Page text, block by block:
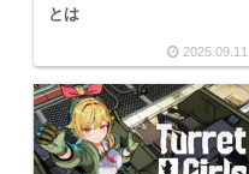
とは
2025.09.11